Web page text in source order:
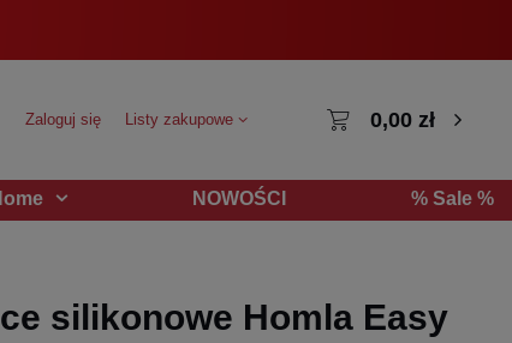
Zaloguj się Listy zakupowe 0,00 zł
NOWOŚCI % Sale %
silikonowe Homla Easy